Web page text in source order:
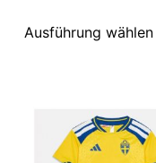
Ausführung wählen